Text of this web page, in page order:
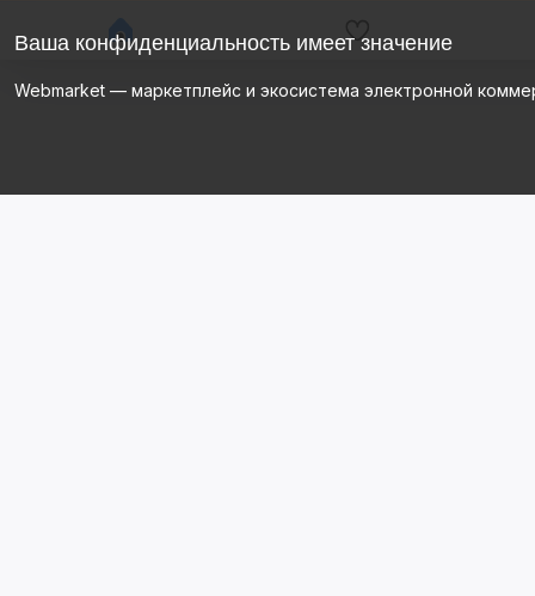
Ваша конфиденциальность имеет значение
Webmarket — маркетплейс и экосистема электронной